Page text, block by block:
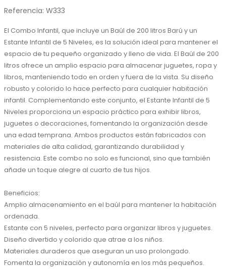
Referencia: W333
El Combo Infantil, que incluye un Baúl de 200 litros Barú y un
Estante Infantil de 5 Niveles, es la solución ideal para mantener el
espacio de tu pequeño organizado y lleno de vida. El Baúl de 200
litros ofrece un amplio espacio para almacenar juguetes, ropa y
libros, manteniendo todo en orden y fuera de la vista. Su diseño
robusto y colorido lo hace perfecto para cualquier habitación
infantil. Complementando este conjunto, el Estante Infantil de 5
Niveles proporciona un espacio práctico para exhibir libros,
juguetes o decoraciones, fomentando la organización desde
una edad temprana. Ambos productos están fabricados con
materiales de alta calidad, garantizando durabilidad y
resistencia. Este combo no solo es funcional, sino que también
añade un toque alegre al cuarto de tus hijos.
Beneficios:
Amplio almacenamiento en el baúl para mantener la habitación
ordenada.
Estante con 5 niveles, perfecto para organizar libros y juguetes.
Diseño divertido y colorido que atrae a los niños.
Materiales duraderos que aseguran un uso prolongado.
Fomenta la organización y autonomía en los más pequeños.